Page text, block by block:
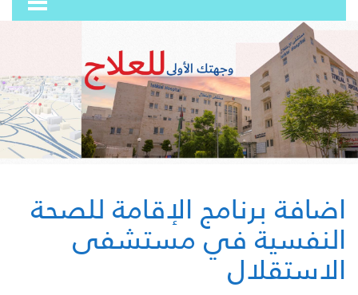
اضافة برنامج الإقامة للصحة
النفسية في مستشفى
الاستقلال